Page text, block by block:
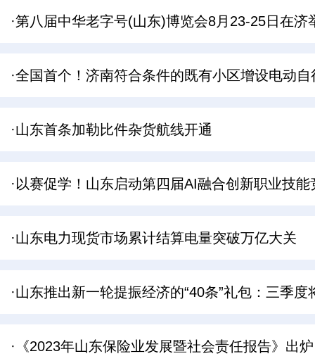
·第八届中华老字号(山东)博览会8月23-25日在济
·全国首个！济南符合条件的既有小区增设电动
·山东首条加勒比件杂货航线开通
·以赛促学！山东启动第四届AI融合创新职业技能
·山东电力现货市场累计结算电量突破万亿大关
·山东推出新一轮提振经济的“40条”礼包：三季
·《2023年山东保险业发展暨社会责任报告》出